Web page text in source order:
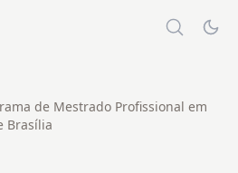
de Mestrado Profissional em
Brasília